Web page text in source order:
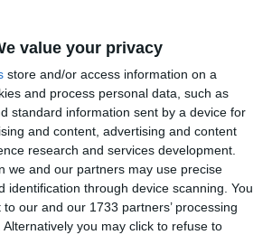
value your privacy
store and/or access information on a
and process personal data, such as
standard information sent by a device for
and content, advertising and content
research and services development.
we and our partners may use precise
identification through device scanning. You
our and our 1733 partners’ processing
you may click to refuse to
Ti-a placut articolul?